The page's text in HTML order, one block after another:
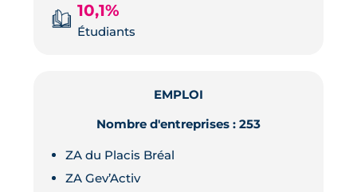
10,1%
Étudiants
EMPLOI
Nombre d'entreprises : 253
ZA du Placis Bréal
ZA Gev’Activ